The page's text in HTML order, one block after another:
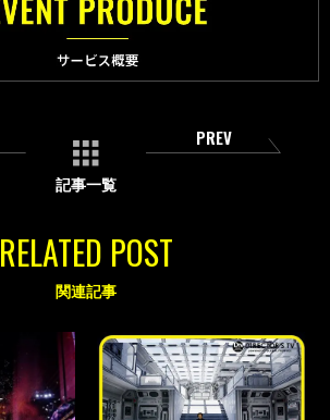
記事一覧
PREV
RELATED POST
関連記事